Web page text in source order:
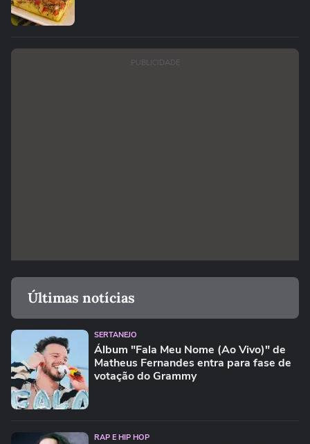
PUBLICIDADE
Últimas notícias
SERTANEJO
Álbum "Fala Meu Nome (Ao Vivo)" de
Matheus Fernandes entra para fase de
votação do Grammy
RAP E HIP HOP